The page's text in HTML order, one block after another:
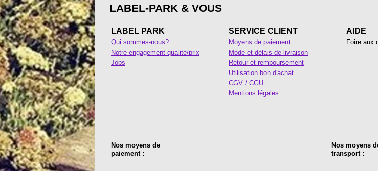
LABEL-PARK & VOUS
LABEL PARK
Qui sommes-nous?
Notre engagement qualité/prix
Jobs
SERVICE CLIENT
Moyens de paiement
Mode et délais de livraison
Retour et remboursement
Utilisation bon d'achat
CGV / CGU
Mentions légales
AIDE
Foire aux
Nos moyens de
paiement :
Nos moyens
transport :